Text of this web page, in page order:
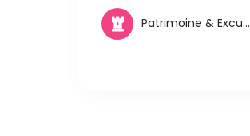
Patrimoine & Excursions